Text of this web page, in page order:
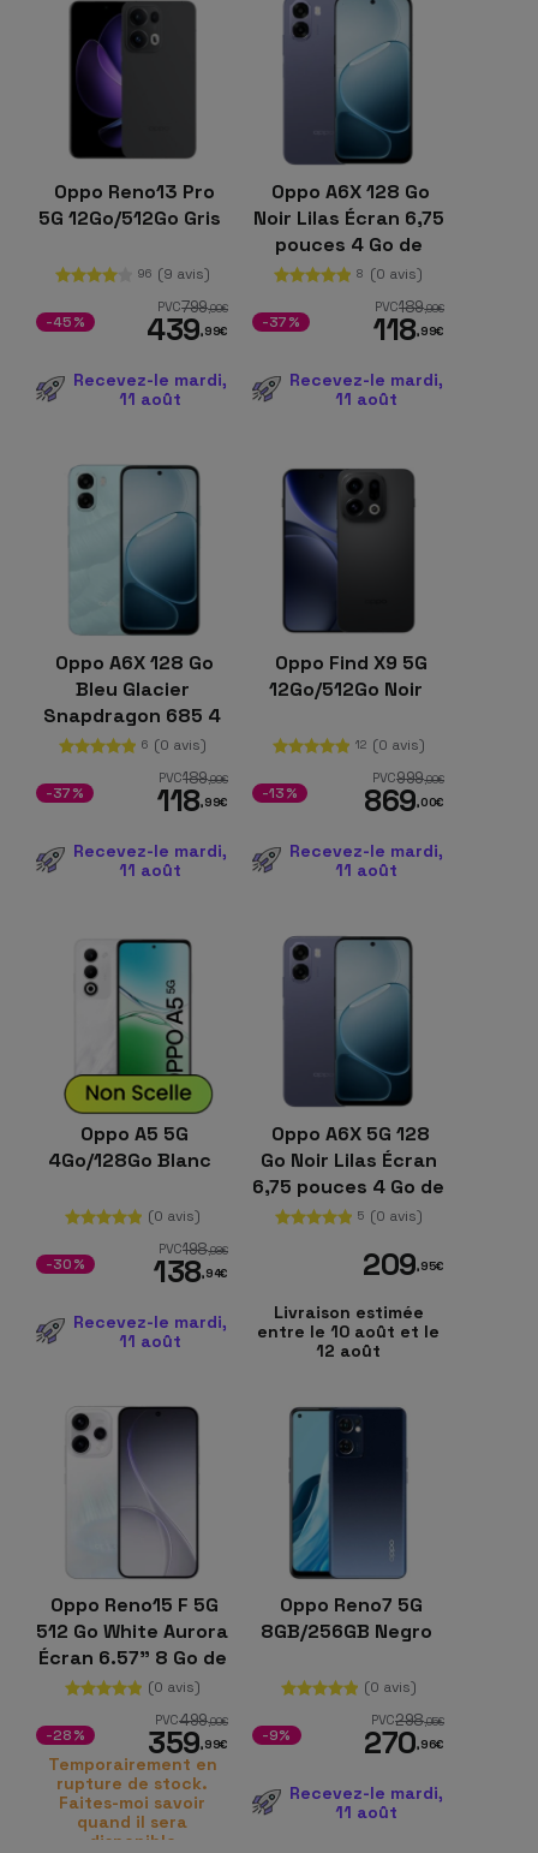
Oppo Reno13 Pro
5G 12Go/512Go Gris
96 (9 avis)
PVC799,00€
439,99€
-45%
Recevez-le mardi,
11 août
Oppo A6X 128 Go
Noir Lilas Écran 6,75
pouces 4 Go de
RAM Batterie 6100
8 (0 avis)
PVC189,99€
118,99€
-37%
Recevez-le mardi,
11 août
Oppo A6X 128 Go
Bleu Glacier
Snapdragon 685 4
Go de RAM ColorOS
6 (0 avis)
PVC189,99€
118,99€
-37%
Recevez-le mardi,
11 août
Oppo Find X9 5G
12Go/512Go Noir
12 (0 avis)
PVC999,00€
869,00€
-13%
Recevez-le mardi,
11 août
Oppo A5 5G
4Go/128Go Blanc
(0 avis)
PVC198,98€
138,94€
-30%
Recevez-le mardi,
11 août
Oppo A6X 5G 128
Go Noir Lilas Écran
6,75 pouces 4 Go de
RAM Batterie 6100
5 (0 avis)
209,95€
Livraison estimée
entre le 10 août et le
12 août
Oppo Reno15 F 5G
512 Go White Aurora
Écran 6.57" 8 Go de
RAM Qualcomm
Snapdragon 6 Gen
(0 avis)
PVC499,00€
359,99€
-28%
Temporairement en
rupture de stock.
Faites-moi savoir
quand il sera
disponible
Oppo Reno7 5G
8GB/256GB Negro
(0 avis)
PVC298,05€
270,96€
-9%
Recevez-le mardi,
11 août